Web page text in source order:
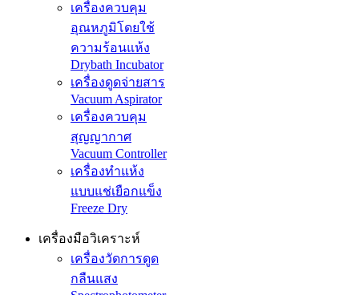
เครื่องควบคุม
อุณหภูมิโดยใช้
ความร้อนแห้ง
Drybath Incubator
เครื่องดูดจ่ายสาร
Vacuum Aspirator
เครื่องควบคุม
สุญญากาศ
Vacuum Controller
เครื่องทำแห้ง
แบบแช่เยือกแข็ง
Freeze Dry
เครื่องมือวิเคราะห์
เครื่องวัดการดูด
กลืนแสง